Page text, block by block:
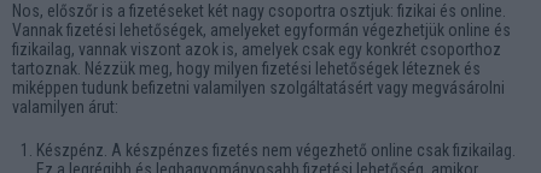
Nos, előszőr is a fizetéseket két nagy csoportra osztjuk: fizikai és online.
Vannak fizetési lehetőségek, amelyeket egyformán végezhetjük online és
fizikailag, vannak viszont azok is, amelyek csak egy konkrét csoporthoz
tartoznak. Nézzük meg, hogy milyen fizetési lehetőségek léteznek és
miképpen tudunk befizetni valamilyen szolgáltatásért vagy megvásárolni
valamilyen árut:
Készpénz. A készpénzes fizetés nem végezhető online csak fizikailag.